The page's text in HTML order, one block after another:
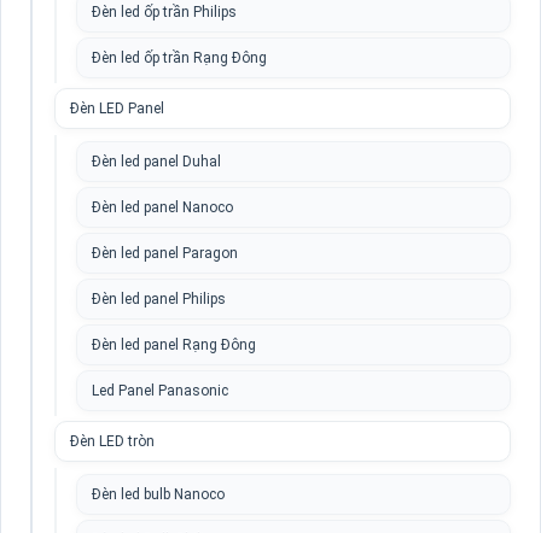
Đèn led ốp trần Philips
Đèn led ốp trần Rạng Đông
Đèn LED Panel
Đèn led panel Duhal
Đèn led panel Nanoco
Đèn led panel Paragon
Đèn led panel Philips
Đèn led panel Rạng Đông
Led Panel Panasonic
Đèn LED tròn
Đèn led bulb Nanoco